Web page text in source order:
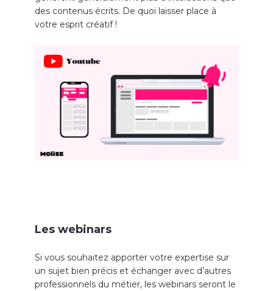
des contenus écrits. De quoi laisser place à
votre esprit créatif !
Les webinars
Si vous souhaitez apporter votre expertise sur
un sujet bien précis et échanger avec d’autres
professionnels du métier, les webinars seront le